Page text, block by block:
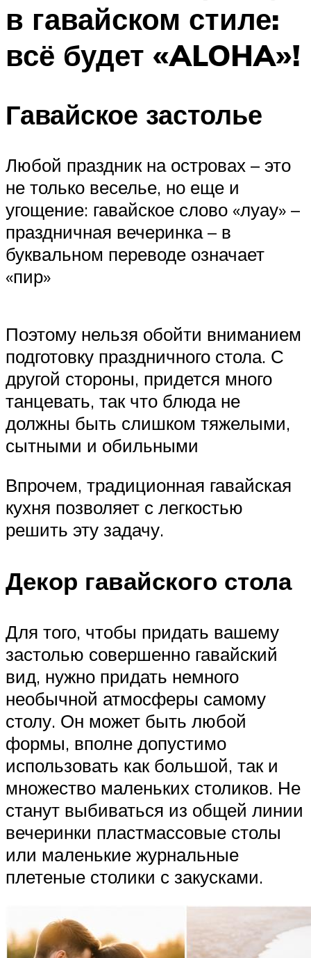
Меню
в гавайском стиле:
всё будет «ALOHA»!
Гавайское застолье
Любой праздник на островах – это
не только веселье, но еще и
угощение: гавайское слово «луау» –
праздничная вечеринка – в
буквальном переводе означает
«пир»
Поэтому нельзя обойти вниманием
подготовку праздничного стола. С
другой стороны, придется много
танцевать, так что блюда не
должны быть слишком тяжелыми,
сытными и обильными
Впрочем, традиционная гавайская
кухня позволяет с легкостью
решить эту задачу.
Декор гавайского стола
Для того, чтобы придать вашему
застолью совершенно гавайский
вид, нужно придать немного
необычной атмосферы самому
столу. Он может быть любой
формы, вполне допустимо
использовать как большой, так и
множество маленьких столиков. Не
станут выбиваться из общей линии
вечеринки пластмассовые столы
или маленькие журнальные
плетеные столики с закусками.